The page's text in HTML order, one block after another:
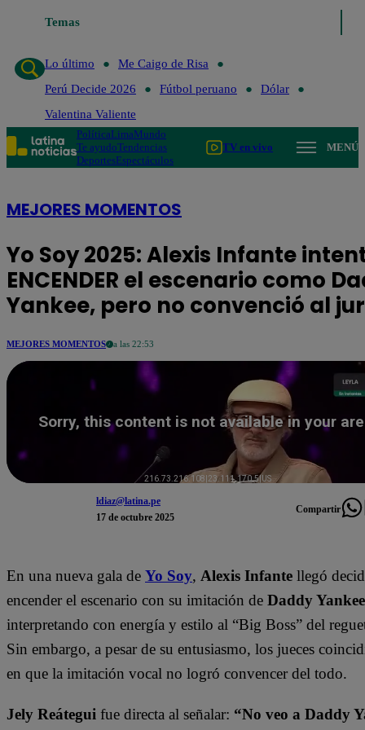
TemasLo último
Lo último
Me Caigo de Risa
Perú Decide 2026
Fútbol peruano
Dólar
Valentina Valiente
PolíticaLimaMundo
Te ayudoTendencias
DeportesEspectáculos
TV en vivo MENÚ
MEJORES MOMENTOS
Yo Soy 2025: Alexis Infante
ENCENDER el escenario como
Yankee, pero no convenció al
MEJORES MOMENTOS a las 22:53
ldiaz@latina.pe
17 de octubre 2025
Compartir
En una nueva gala de Yo Soy, Alexis Infante llegó
encender el escenario con su imitación de Daddy Yankee
interpretando con energía y estilo al “Big Boss” del
Sin embargo, a pesar de su entusiasmo, los jueces
en que la imitación vocal no logró convencer del todo.
Jely Reátegui fue directa al señalar: “No veo a Daddy